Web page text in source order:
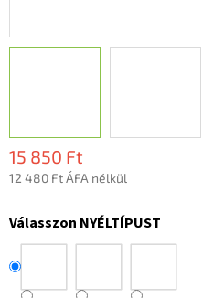
15 850 Ft
12 480 Ft ÁFA nélkül
Válasszon NYÉLTÍPUST